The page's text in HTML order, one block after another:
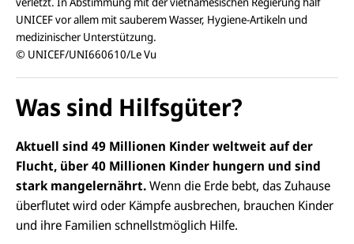
UNICEF vor allem mit sauberem Wasser, Hygiene-Artikeln und
medizinischer Unterstützung.
© UNICEF/UNI660610/Le Vu
Was sind Hilfsgüter?
Aktuell sind 49 Millionen Kinder weltweit auf der
Flucht, über 40 Millionen Kinder hungern und sind
stark mangelernährt.Wenn die Erde bebt, das Zuhause
überflutet wird oder Kämpfe ausbrechen, brauchen Kinder
und ihre Familien schnellstmöglich Hilfe.